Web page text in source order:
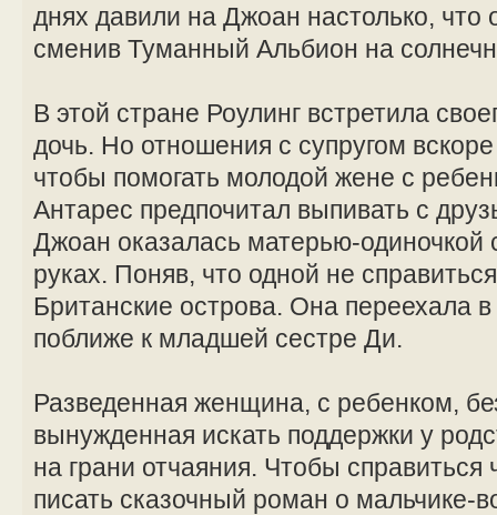
днях давили на Джоан настолько, что
сменив Туманный Альбион на
В этой стране Роулинг встретила
дочь. Но отношения с супругом
чтобы помогать молодой жене с
Антарес предпочитал выпивать с
Джоан оказалась матерью-одиночкой
руках. Поняв, что одной не
Британские острова. Она переехала
поближе к младшей сестре Ди.
Разведенная женщина, с ребенком,
вынужденная искать поддержки у
на грани отчаяния. Чтобы
писать сказочный роман о мальчике-